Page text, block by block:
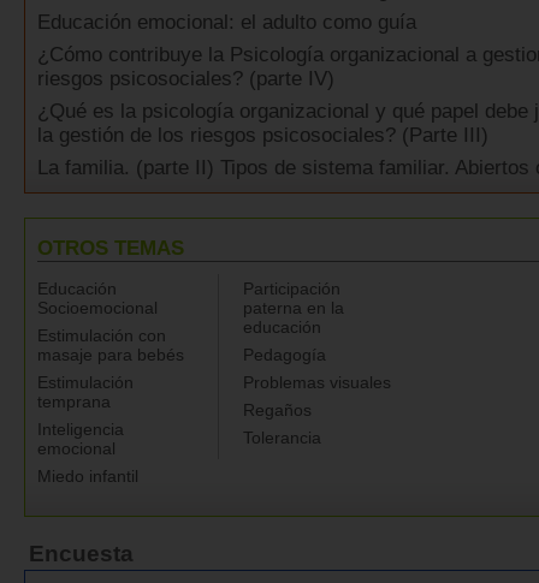
Educación emocional: el adulto como guía
¿Cómo contribuye la Psicología organizacional a
riesgos psicosociales? (parte IV)
¿Qué es la psicología organizacional y qué papel debe
la gestión de los riesgos psicosociales? (Parte III)
La familia. (parte II) Tipos de sistema familiar. Abiertos
OTROS TEMAS
Educación
Socioemocional
Estimulación con
masaje para bebés
Estimulación
temprana
Inteligencia
emocional
Miedo infantil
Participación
paterna en la
educación
Pedagogía
Problemas visuales
Regaños
Tolerancia
Encuesta